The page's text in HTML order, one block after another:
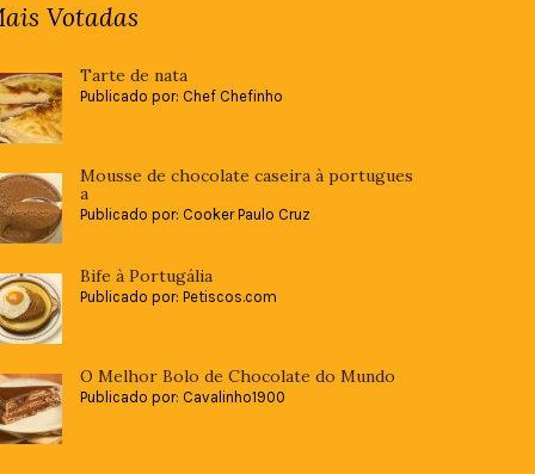
Votadas
Tarte de nata
Publicado por: Chef Chefinho
Mousse de chocolate caseira à portugues
a
Publicado por: Cooker Paulo Cruz
Bife à Portugália
Publicado por: Petiscos.com
O Melhor Bolo de Chocolate do Mundo
Publicado por: Cavalinho1900